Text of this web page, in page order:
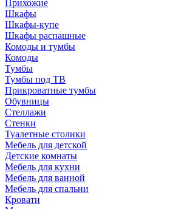
Прихожие
Шкафы
Шкафы-купе
Шкафы распашные
Комоды и тумбы
Комоды
Тумбы
Тумбы под ТВ
Прикроватные тумбы
Обувницы
Стеллажи
Стенки
Туалетные столики
Мебель для детской
Детские комнаты
Мебель для кухни
Мебель для ванной
Мебель для спальни
Кровати